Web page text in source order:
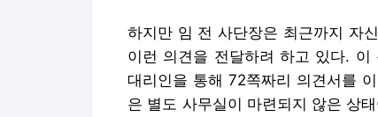
하지만 임 전 사단장은 최근까지 자
이런 의견을 전달하려 하고 있다.
대리인을 통해 72쪽짜리 의견서를
은 별도 사무실이 마련되지 않은 상